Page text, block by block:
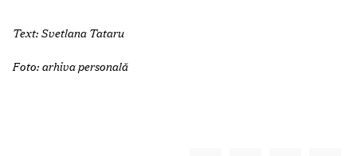
Text: Svetlana Tataru
Foto: arhiva personală